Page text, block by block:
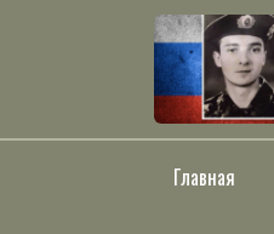
Главная